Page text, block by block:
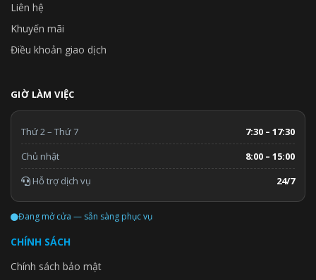
Liên hệ
Khuyến mãi
Điều khoản giao dịch
GIỜ LÀM VIỆC
Thứ 2 – Thứ 7
7:30 – 17:30
Chủ nhật
8:00 – 15:00
Hỗ trợ dịch vụ
24/7
Đang mở cửa — sẵn sàng phục vụ
CHÍNH SÁCH
Chính sách bảo mật